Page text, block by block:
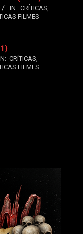
IN: CRÍTICAS,
FILMES
CRÍTICAS,
FILMES